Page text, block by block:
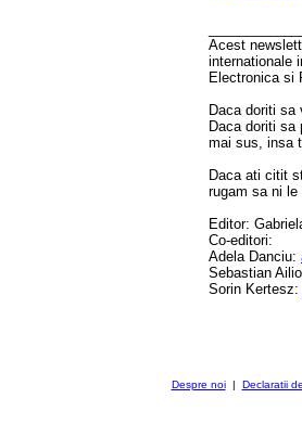
Acest
internationale
Electronica si
Daca doriti
Daca doriti
mai sus, insa
Daca ati citit
rugam sa ni
Editor:
Co-editori:
Adela Danciu:
Sebastian
Sorin Kertesz:
Despre noi| Declaratii